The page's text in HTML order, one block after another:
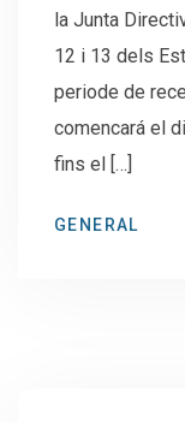
la Junta
12 i 13 dels
periode de
comencará el
fins el […]
GENERAL